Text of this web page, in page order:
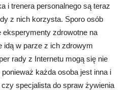
i trenera personalnego są teraz
z nich korzysta. Sporo osób
eksperymenty zdrowotne na
idą w parze z ich zdrowym
rady z Internetu mogą się nie
każda osoba jest inna i
specjalista do spraw żywienia